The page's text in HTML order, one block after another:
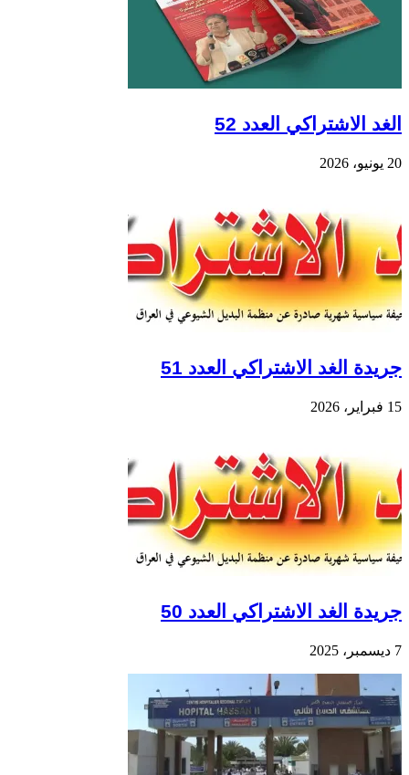
الغد الاشتراكي العدد 52
20 يونيو، 2026
جريدة الغد الاشتراكي العدد 51
15 فبراير، 2026
جريدة الغد الاشتراكي العدد 50
7 ديسمبر، 2025